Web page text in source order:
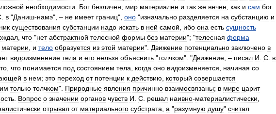
необходимости Бог безличен; мир материален и так же вечен как и сам бог.
в "Даниш-намэ", – не имеет границ", оно "изначально разделяется на субстанцию и
существования субстанции надо искать в ней самой ибо она есть сущность
что "нет абстрактной телесной формы без материи"; "телесная форма
материи и тело образуется из этой материи". Движение потенциально заключено в
видоизменение тела и его нельзя объяснить "толчком". "Движение , – писал И С в
то что понимается под состоянием тела когда оно видоизменяется начиная со
в нем; это переход от потенции к действию который совершается
только толчком". Природные явления причинно взаимосвязаны; в мире царит
Вопрос о значении органов чувств И С решал наивно-материалистически
отрывал от материального субстрата а "разумную душу" считал